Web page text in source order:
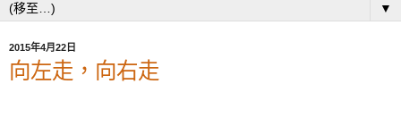
▼
2015年4月22日
向左走，向右走